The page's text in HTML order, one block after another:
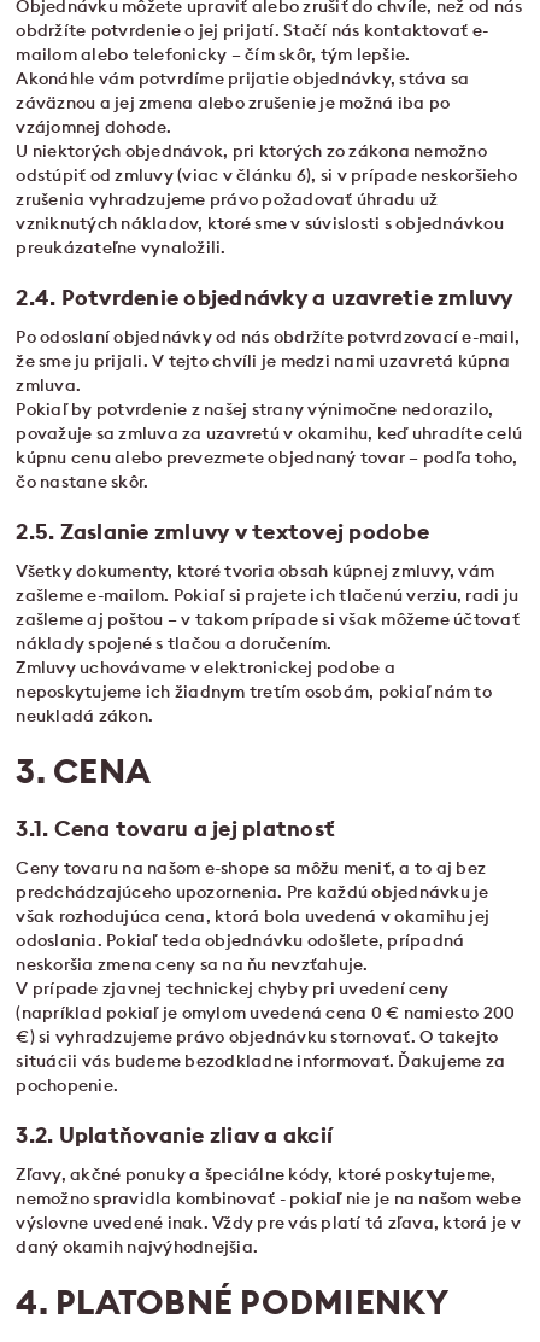
Objednávku môžete upraviť alebo zrušiť do chvíle, než od nás
obdržíte potvrdenie o jej prijatí. Stačí nás kontaktovať e-
mailom alebo telefonicky – čím skôr, tým lepšie.
Akonáhle vám potvrdíme prijatie objednávky, stáva sa
záväznou a jej zmena alebo zrušenie je možná iba po
vzájomnej dohode.
U niektorých objednávok, pri ktorých zo zákona nemožno
odstúpiť od zmluvy (viac v článku 6), si v prípade neskoršieho
zrušenia vyhradzujeme právo požadovať úhradu už
vzniknutých nákladov, ktoré sme v súvislosti s objednávkou
preukázateľne vynaložili.
2.4. Potvrdenie objednávky a uzavretie zmluvy
Po odoslaní objednávky od nás obdržíte potvrdzovací e-mail,
že sme ju prijali. V tejto chvíli je medzi nami uzavretá kúpna
zmluva.
Pokiaľ by potvrdenie z našej strany výnimočne nedorazilo,
považuje sa zmluva za uzavretú v okamihu, keď uhradíte celú
kúpnu cenu alebo prevezmete objednaný tovar – podľa toho,
čo nastane skôr.
2.5. Zaslanie zmluvy v textovej podobe
Všetky dokumenty, ktoré tvoria obsah kúpnej zmluvy, vám
zašleme e-mailom. Pokiaľ si prajete ich tlačenú verziu, radi ju
zašleme aj poštou – v takom prípade si však môžeme účtovať
náklady spojené s tlačou a doručením.
Zmluvy uchovávame v elektronickej podobe a
neposkytujeme ich žiadnym tretím osobám, pokiaľ nám to
neukladá zákon.
3. CENA
3.1. Cena tovaru a jej platnosť
Ceny tovaru na našom e-shope sa môžu meniť, a to aj bez
predchádzajúceho upozornenia. Pre každú objednávku je
však rozhodujúca cena, ktorá bola uvedená v okamihu jej
odoslania. Pokiaľ teda objednávku odošlete, prípadná
neskoršia zmena ceny sa na ňu nevzťahuje.
V prípade zjavnej technickej chyby pri uvedení ceny
(napríklad pokiaľ je omylom uvedená cena 0 € namiesto 200
€) si vyhradzujeme právo objednávku stornovať. O takejto
situácii vás budeme bezodkladne informovať. Ďakujeme za
pochopenie.
3.2. Uplatňovanie zliav a akcií
Zľavy, akčné ponuky a špeciálne kódy, ktoré poskytujeme,
nemožno spravidla kombinovať - pokiaľ nie je na našom webe
výslovne uvedené inak. Vždy pre vás platí tá zľava, ktorá je v
daný okamih najvýhodnejšia.
4. PLATOBNÉ PODMIENKY